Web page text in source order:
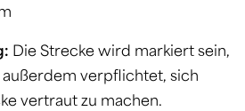
Die Strecke wird markiert sein,
verpflichtet, sich
vertraut zu machen.